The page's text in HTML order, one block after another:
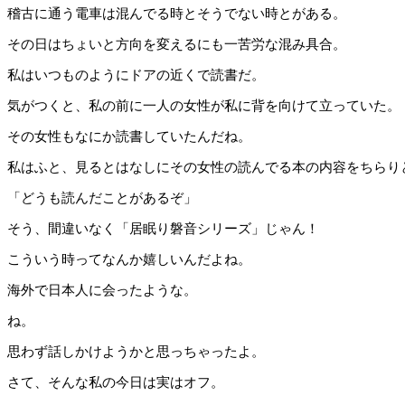
稽古に通う電車は混んでる時とそうでない時とがある。
その日はちょいと方向を変えるにも一苦労な混み具合。
私はいつものようにドアの近くで読書だ。
気がつくと、私の前に一人の女性が私に背を向けて立っていた。
その女性もなにか読書していたんだね。
私はふと、見るとはなしにその女性の読んでる本の内容をちらり
「どうも読んだことがあるぞ」
そう、間違いなく「居眠り磐音シリーズ」じゃん！
こういう時ってなんか嬉しいんだよね。
海外で日本人に会ったような。
ね。
思わず話しかけようかと思っちゃったよ。
さて、そんな私の今日は実はオフ。